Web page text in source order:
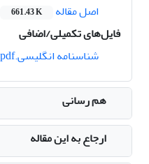
اصل مقاله
661.43 K
فایل‌های تکمیلی/اضافی
شناسنامه انگلیسی.pdf
هم رسانی
ارجاع به این مقاله